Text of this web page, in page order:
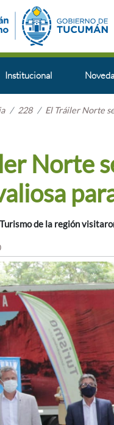
Institucional
228 El Tráiler Norte
Norte
de la región